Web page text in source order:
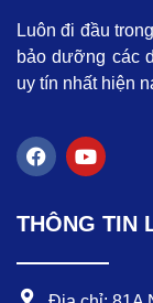
Luôn đi đầu
bảo dưỡng các
uy tín nhất hiện
F
a
b
o
Y
o
u
e
THÔNG TIN